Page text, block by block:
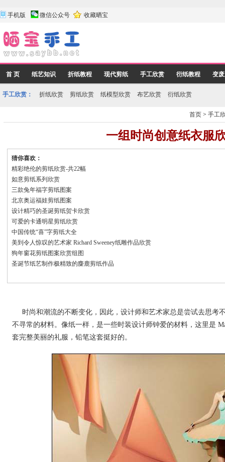
手机版 微信公众号 收藏晒宝
首 页 纸艺知识 折纸教程 现代剪纸 手工欣赏 衍纸教程 变
手工欣赏： 折纸欣赏 剪纸欣赏 纸模型欣赏 布艺欣赏 衍纸欣赏
首页 >手工
一组时尚创意纸衣服
猜你喜欢：
精彩绝伦的剪纸欣赏-共22幅
如意剪纸系列欣赏
三款兔年福字剪纸图案
北京奥运福娃剪纸图案
设计精巧的圣诞剪纸贺卡欣赏
可爱的卡通明星剪纸欣赏
中国传统“喜”字剪纸大全
美到令人惊叹的艺术家 Richard Sweeney纸雕作品欣赏
狗年窗花剪纸图案欣赏组图
圣诞节纸艺制作极精致的麋鹿剪纸作品
时尚和潮流的不断变化，因此，设计师和艺术家总是尝试去思考
不寻常的材料。像纸一样，是一些时装设计师钟爱的材料，这里是
套完整美丽的礼服，铅笔这套挺好的。